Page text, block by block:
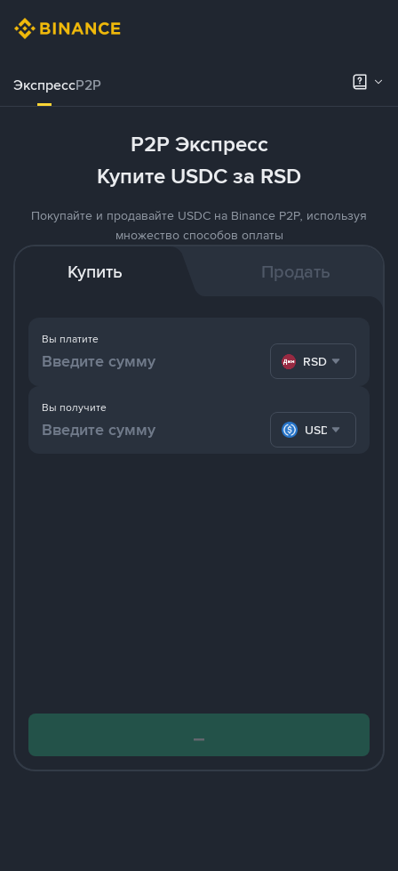
ЭкспрессP2P
P2P Экспресс
Купите USDC за RSD
Покупайте и продавайте USDC на Binance P2P, используя
множество способов оплаты
Купить Продать
Вы платите
RSD
Вы получите
USDC